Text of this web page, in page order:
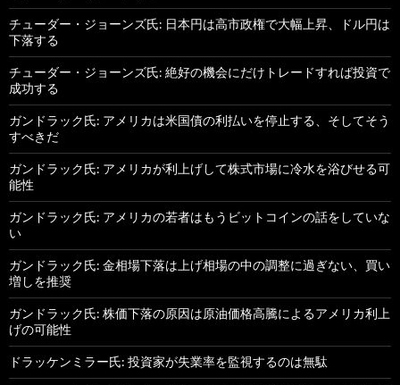
チューダー・ジョーンズ氏: 日本円は高市政権で大幅上昇、ドル円は
下落する
チューダー・ジョーンズ氏: 絶好の機会にだけトレードすれば投資で
成功する
ガンドラック氏: アメリカは米国債の利払いを停止する、そしてそう
すべきだ
ガンドラック氏: アメリカが利上げして株式市場に冷水を浴びせる可
能性
ガンドラック氏: アメリカの若者はもうビットコインの話をしていな
い
ガンドラック氏: 金相場下落は上げ相場の中の調整に過ぎない、買い
増しを推奨
ガンドラック氏: 株価下落の原因は原油価格高騰によるアメリカ利上
げの可能性
ドラッケンミラー氏: 投資家が失業率を監視するのは無駄